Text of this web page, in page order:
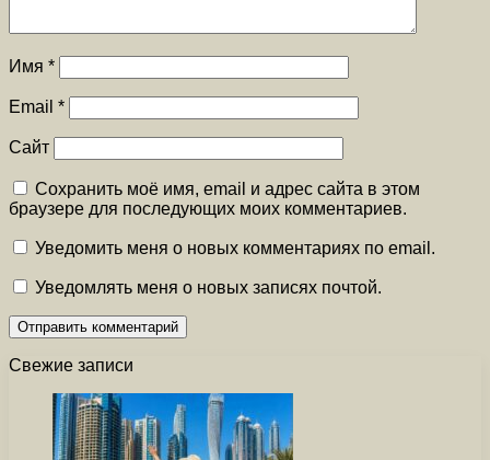
Имя *
Email *
Сайт
Сохранить моё имя, email и адрес сайта в этом
браузере для последующих моих комментариев.
Уведомить меня о новых комментариях по email.
Уведомлять меня о новых записях почтой.
Свежие записи